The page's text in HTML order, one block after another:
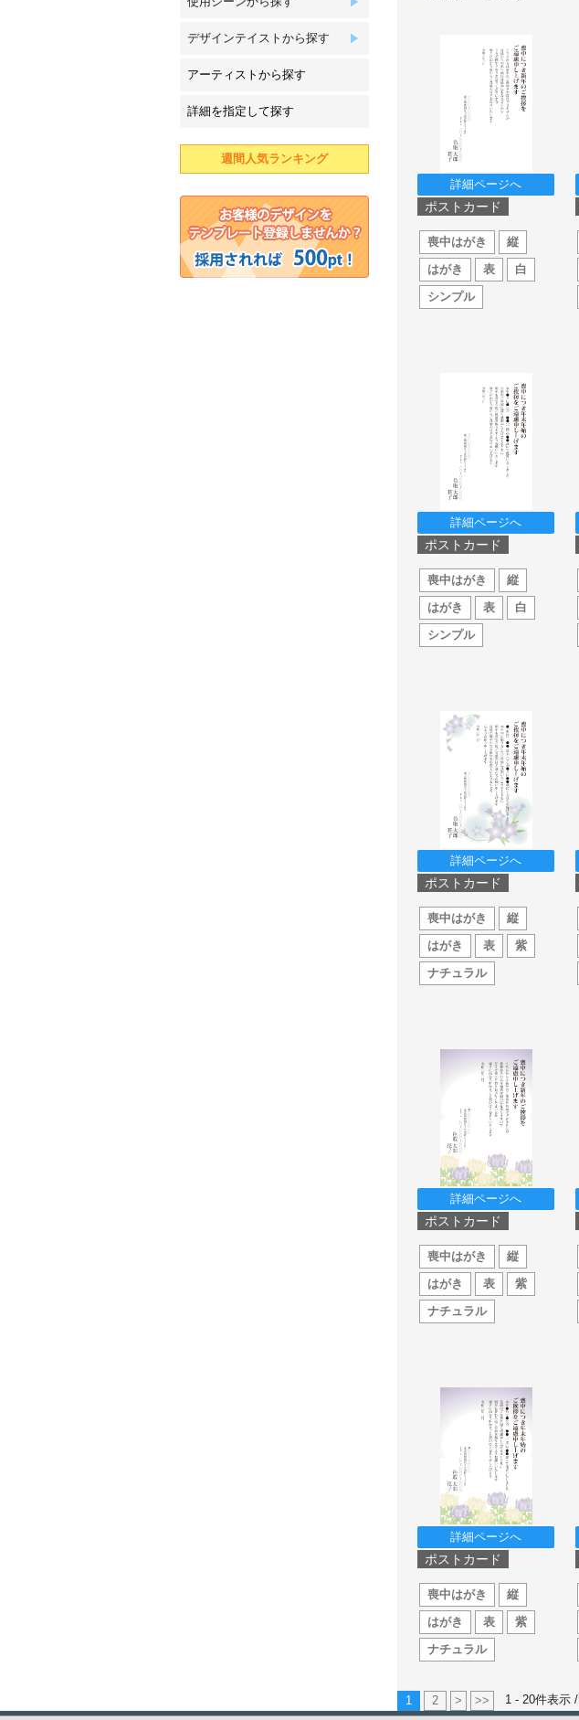
デザインテイストから探す
アーティストから探す
詳細を指定して探す
週間人気ランキング
詳細ページへ
ポストカード
喪中はがき
縦
はがき
表
白
シンプル
詳細ページへ
ポストカード
喪中はがき
縦
はがき
表
白
シンプル
詳細ページへ
ポストカード
喪中はがき
縦
はがき
表
紫
ナチュラル
詳細ページへ
ポストカード
喪中はがき
縦
はがき
表
紫
ナチュラル
詳細ページへ
ポストカード
喪中はがき
縦
はがき
表
紫
ナチュラル
1 2 > >> 1 - 20件表示 /